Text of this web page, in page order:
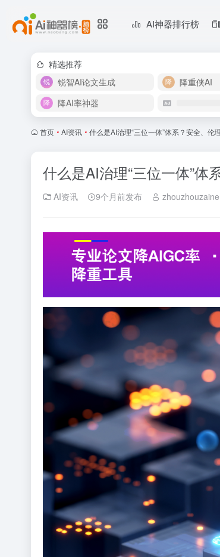
AI神器排行榜
精选推荐
锐智AI论文生成
降重侠AI
降AI率神器
首页 • AI资讯 • 什么是AI治理“三位一体”体系？安全、伦
什么是AI治理“三位一体”体
AI资讯 9个月前发布 zhouzhouzaine